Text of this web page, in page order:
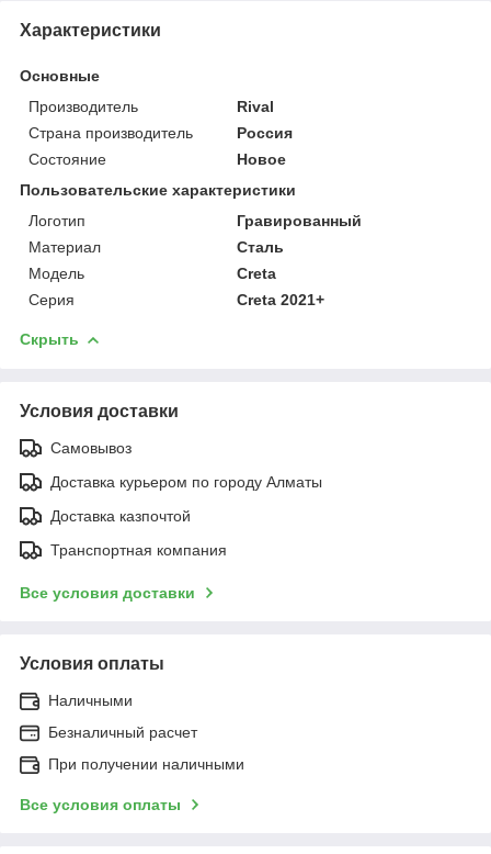
Характеристики
Основные
Производитель
Rival
Страна производитель
Россия
Состояние
Новое
Пользовательские характеристики
Логотип
Гравированный
Материал
Сталь
Модель
Creta
Серия
Creta 2021+
Скрыть
Условия доставки
Самовывоз
Доставка курьером по городу Алматы
Доставка казпочтой
Транспортная компания
Все условия доставки
Условия оплаты
Наличными
Безналичный расчет
При получении наличными
Все условия оплаты